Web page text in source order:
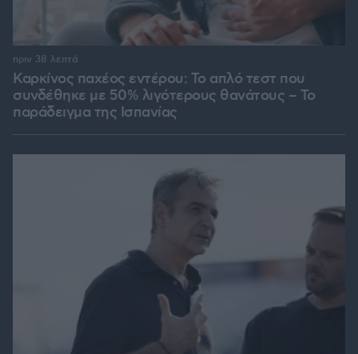
Καρκίνος παχέος εντέρου: Το απλό τεστ που
συνδέθηκε με 50% λιγότερους θανάτους – Το
παράδειγμα της Ισπανίας
πριν 38 λεπτά